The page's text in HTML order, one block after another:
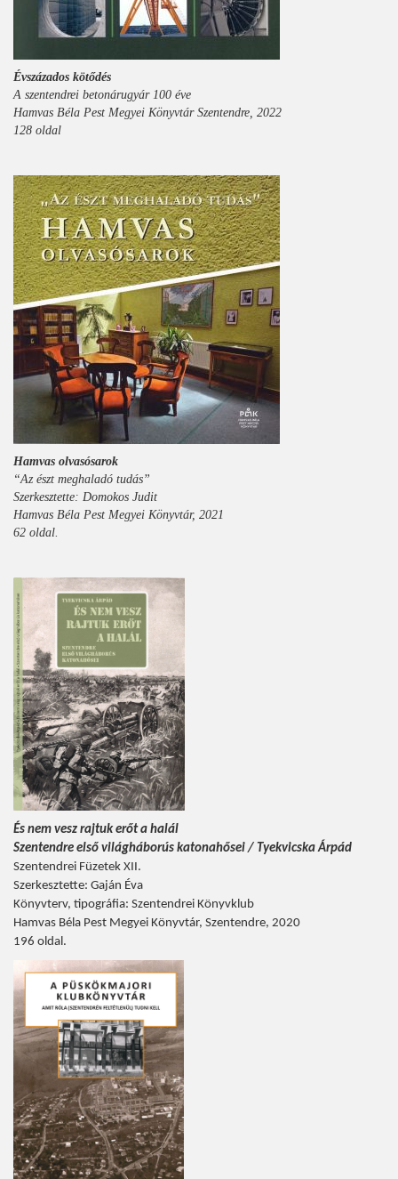
Évszázados kötődés
A szentendrei betonárugyár 100 éve
Hamvas Béla Pest Megyei Könyvtár Szentendre, 2022
128 oldal
Hamvas olvasósarok
“Az észt meghaladó tudás”
Szerkesztette: Domokos Judit
Hamvas Béla Pest Megyei Könyvtár, 2021
62 oldal.
És nem vesz rajtuk erőt a halál
Szentendre első világháborús katonahősei / Tyekvicska Árpád
Szentendrei Füzetek XII.
Szerkesztette: Gaján Éva
Könyvterv, tipográfia: Szentendrei Könyvklub
Hamvas Béla Pest Megyei Könyvtár, Szentendre, 2020
196 oldal.